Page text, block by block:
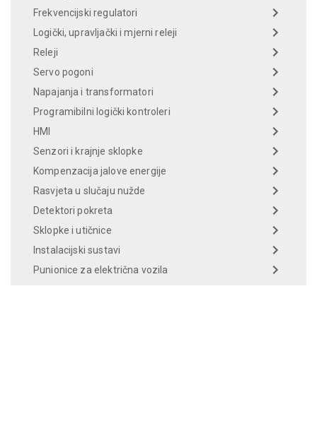
Frekvencijski regulatori
Logički, upravljački i mjerni releji
Releji
Servo pogoni
Napajanja i transformatori
Programibilni logički kontroleri
HMI
Senzori i krajnje sklopke
Kompenzacija jalove energije
Rasvjeta u slučaju nužde
Detektori pokreta
Sklopke i utičnice
Instalacijski sustavi
Punionice za električna vozila